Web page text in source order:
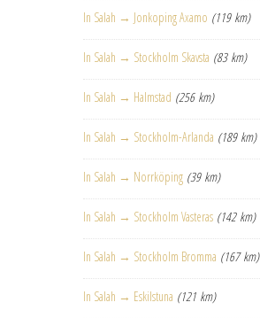
In Salah → Jonkoping Axamo (119 km)
In Salah → Stockholm Skavsta (83 km)
In Salah → Halmstad (256 km)
In Salah → Stockholm-Arlanda (189 km)
In Salah → Norrköping (39 km)
In Salah → Stockholm Vasteras (142 km)
In Salah → Stockholm Bromma (167 km)
In Salah → Eskilstuna (121 km)